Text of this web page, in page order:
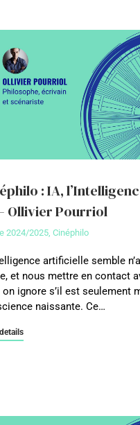
: IA,
Ollivier Pourriol
2024/2025, Cinéphilo
artificielle semble
et nous mettre en contact
ignore s’il est seulement
naissante. Ce…